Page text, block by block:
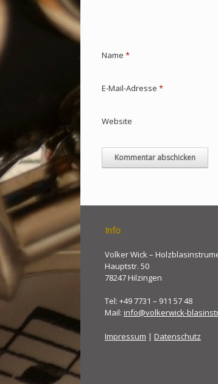
Name *
E-Mail-Adresse *
Website
Info
Volker Wick –
Hauptstr. 50
78247 Hilzingen
Tel: +49 7731 – 911 57 48
Mail: info@volkerwick-
Impressum | Datenschutz